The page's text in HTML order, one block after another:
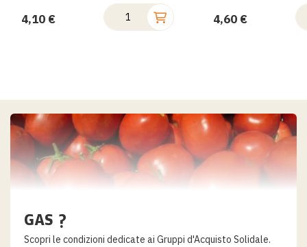
4,10 € 4,60 €
contenuto
GAS ?
Scopri le condizioni dedicate ai Gruppi d'Acquisto Solidale.